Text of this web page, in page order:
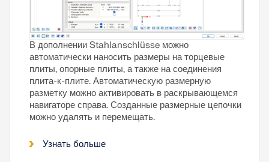
В дополнении Stahlanschlüsse можно
автоматически наносить размеры на торцевые
плиты, опорные плиты, а также на соединения
плита-к-плите. Автоматическую размерную
разметку можно активировать в раскрывающемся
навигаторе справа. Созданные размерные цепочки
можно удалять и перемещать.
Узнать больше